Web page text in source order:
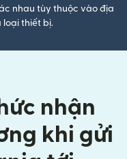
nhau tùy thuộc vào địa
loại thiết bị.
nhận
khi gửi